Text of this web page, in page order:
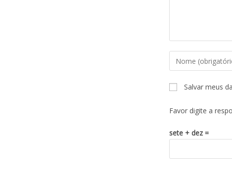
Salvar meus
Favor digite a
sete + dez =